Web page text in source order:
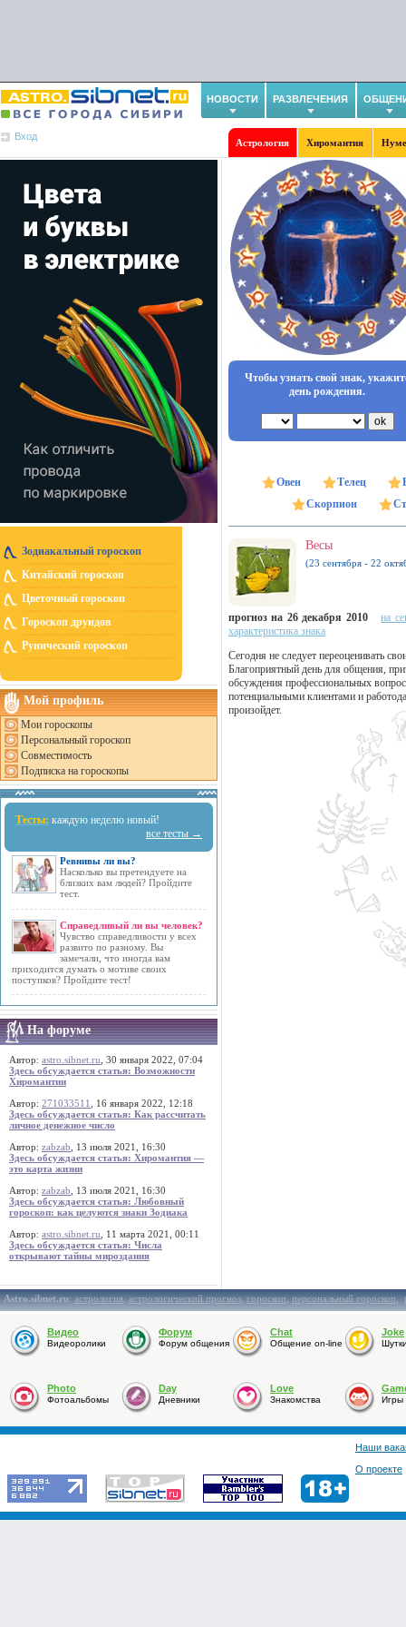
НОВОСТИ РАЗВЛЕЧЕНИЯ
Вход
Астрология Хиромантия
Зодиакальный гороскоп
Китайский гороскоп
Цветочный гороскоп
Гороскоп друидов
Рунический гороскоп
Мой профиль
Мои гороскопы
Персональный гороскоп
Совместимость
Подписка на гороскопы
Тесты: каждую неделю новый!
все тесты →
Ревнивы ли вы?
Насколько вы претендуете на
близких вам людей? Пройдите
тест.
Справедливый ли вы человек?
Чувство справедливости у всех
развито по разному. Вы
замечали, что иногда вам
приходится думать о мотиве своих
поступков? Пройдите тест!
На форуме
Автор: astro.sibnet.ru , 30 января 2022, 07:04
Здесь обсуждается статья: Возможности
Хиромантии
Автор: 271033511
, 16 января 2022, 12:18
Здесь обсуждается статья: Как рассчитать
личное денежное число
Автор: zabzab , 13 июля 2021, 16:30
Здесь обсуждается статья: Хиромантия —
это карта жизни
Автор: zabzab , 13 июля 2021, 16:30
Здесь обсуждается статья: Любовный
гороскоп: как целуются знаки Зодиака
Автор: astro.sibnet.ru , 11 марта 2021, 00:11
Здесь обсуждается статья: Числа
открывают тайны мироздания
Чтобы узнать свой знак,
день рождения.
Овен Телец
Скорпион
Весы
(23 сентября - 22
прогноз на 26 декабря 2010
на
характеристика знака
Сегодня не следует переоценивать
Благоприятный день для общения,
обсуждения профессиональных
потенциальными клиентами и
произойдет.
Astro.sibnet.ru:астрология,астрологический прогноз,гороскоп,персональный гороскоп,
Видео
Видеоролики
Форум
Форум общения
Chat
Общение on-line
Joke
Photo
Фотоальбомы
Day
Дневники
Love
Знакомства Игры
Наши
О проекте